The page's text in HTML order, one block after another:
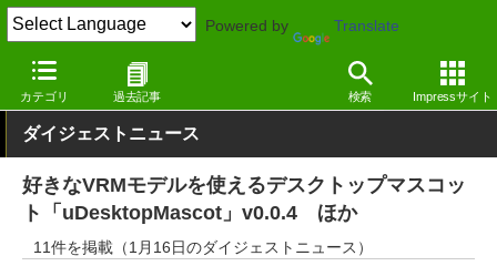
Powered by Translate
カテゴリ 過去記事 検索 Impressサイト
窓の杜 その他の話題 アップデート
ダイジェストニュース
好きなVRMモデルを使えるデスクトップマスコッ
ト「uDesktopMascot」v0.0.4 ほか
11件を掲載（1月16日のダイジェストニュース）